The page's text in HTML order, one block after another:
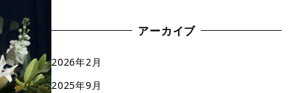
アーカイブ
2026年2月
2025年9月